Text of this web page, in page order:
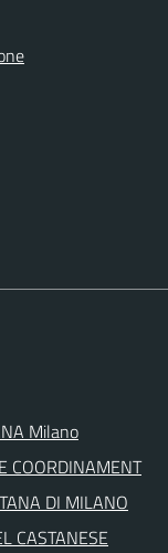
Milano
COORDINAMENT
DI MILANO
CASTANESE